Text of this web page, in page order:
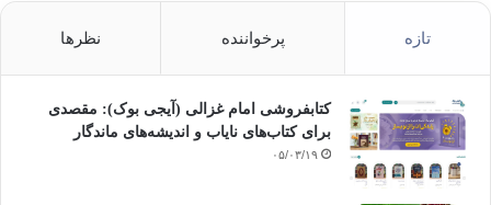
تازه پرخواننده نظرها
کتابفروشی امام غزالی (آیجی بوک): مقصدی
برای کتاب‌های نایاب و اندیشه‌های ماندگار
۰۵/۰۳/۱۹